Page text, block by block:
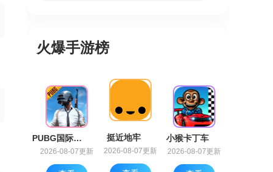
火爆手游榜
挺近地牢
2026-08-07更新
PUBG国际服地铁逃生
2026-08-07更新
小猴卡丁车
2026-08-07更新